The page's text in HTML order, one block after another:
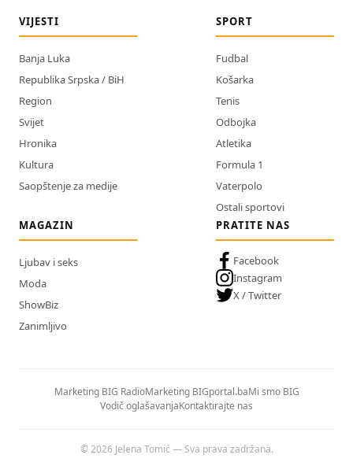
VIJESTI
Banja Luka
Republika Srpska / BiH
Region
Svijet
Hronika
Kultura
Saopštenje za medije
SPORT
Fudbal
Košarka
Tenis
Odbojka
Atletika
Formula 1
Vaterpolo
Ostali sportovi
MAGAZIN
Ljubav i seks
Moda
ShowBiz
Zanimljivo
PRATITE NAS
Facebook
Instagram
X / Twitter
Marketing BIG RadioMarketing BIGportal.baMi smo BIG
Vodič oglašavanjaKontaktirajte nas
© 2026 Jelena Tomić — Sva prava zadržana.